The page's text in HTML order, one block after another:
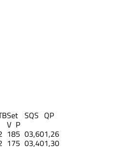
Set SQS QP
V P
185 03,601,26
175 03,401,30